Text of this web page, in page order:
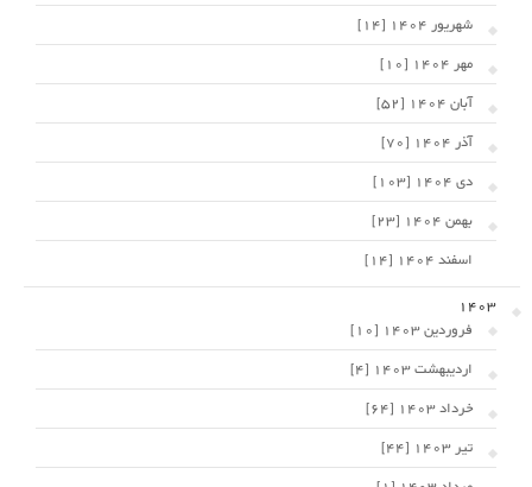
شهریور 1404 [14]
مهر 1404 [10]
آبان 1404 [52]
آذر 1404 [70]
دی 1404 [103]
بهمن 1404 [23]
اسفند 1404 [14]
1403
فروردین 1403 [10]
اردیبهشت 1403 [4]
خرداد 1403 [64]
تیر 1403 [44]